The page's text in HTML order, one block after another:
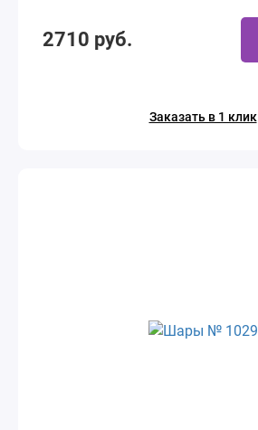
2710 руб.
Заказать в 1 клик